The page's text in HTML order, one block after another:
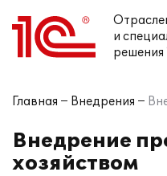
и
решения
Главная Внедрения
Внедрение
хозяйством